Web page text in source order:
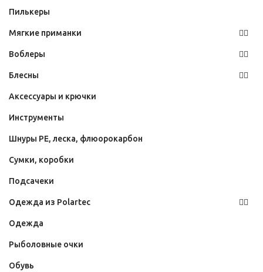
Пилькеры
Мягкие приманки
Воблеры
Блесны
Аксессуары и крючки
Инструменты
Шнуры PE, леска, флюорокарбон
Сумки, коробки
Подсачеки
Одежда из Polartec
Одежда
Рыболовные очки
Обувь